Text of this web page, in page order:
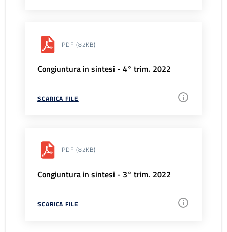
PDF (82KB)
Congiuntura in sintesi - 4° trim. 2022
SCARICA FILE
PDF (82KB)
Congiuntura in sintesi - 3° trim. 2022
SCARICA FILE